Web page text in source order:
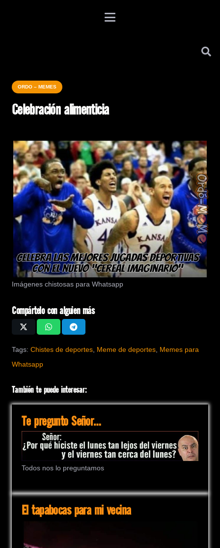
ORDO – MEMES
Celebración alimenticia
Imágenes chistosas para Whatsapp
Compártelo con alguien más
Tags: Chistes de deportes Meme de deportes Memes para
Whatsapp
También te puede interesar:
Te pregunto Señor…
Todos nos lo preguntamos
El tapabocas para mi vecina